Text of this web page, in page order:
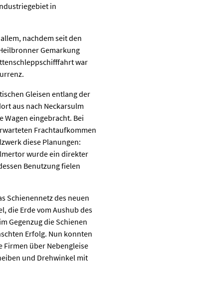
in
nachdem seit den
Gemarkung
war
Gleisen entlang der
aus nach Neckarsulm
Wagen eingebracht. Bei
Frachtaufkommen
diese Planungen:
wurde ein direkter
Benutzung fielen
Schienennetz des neuen
die Erde vom Aushub des
Gegenzug die Schienen
Erfolg. Nun konnten
Firmen über Nebengleise
und Drehwinkel mit